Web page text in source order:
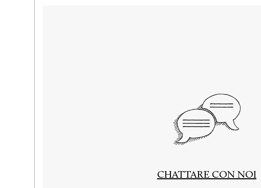
CHATTARE CON NOI